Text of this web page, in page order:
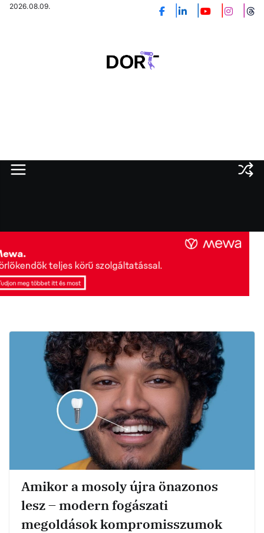
Skip2026.08.09.
Amikor a mosoly újra önazonos
lesz – modern fogászati
megoldások kompromisszumok